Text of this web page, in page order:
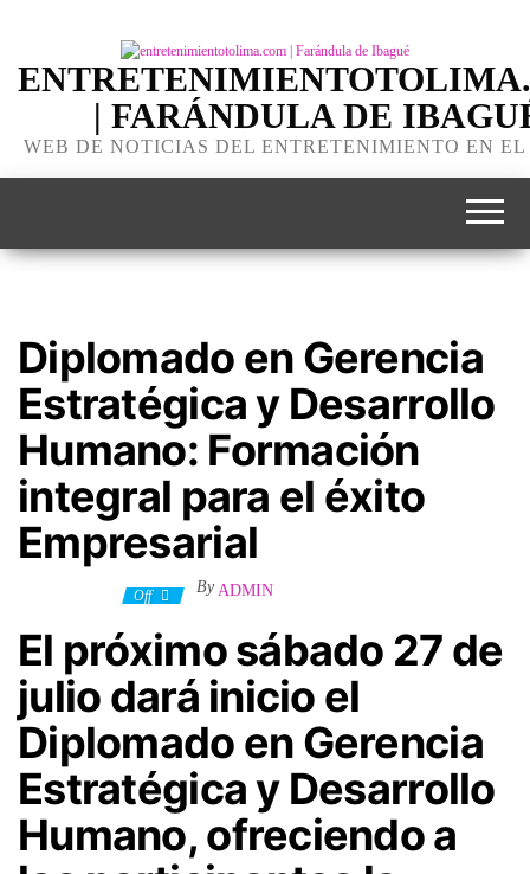
| FARÁNDULA DE
WEB DE NOTICIAS DEL ENTRETENIMIENTO EN
Diplomado en Gerencia
Estratégica y Desarrollo
Humano: Formación
integral para el éxito
Empresarial
Off By ADMIN
El próximo sábado 27 de
julio dará inicio el
Diplomado en Gerencia
Estratégica y Desarrollo
Humano, ofreciendo a